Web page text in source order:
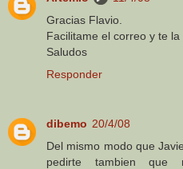
Gracias Flavio.
Facilitame el correo y te la
Saludos
Responder
dibemo 20/4/08
Del mismo modo que
pedirte tambien que